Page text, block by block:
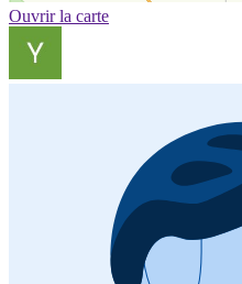
Ouvrir la carte